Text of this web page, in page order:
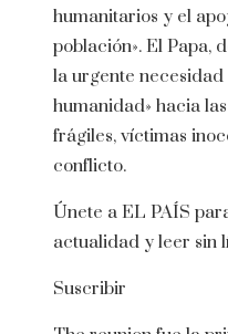
humanitarios y el
población». El Papa,
la urgente necesidad
humanidad» hacia
frágiles, víctimas
conflicto.
Únete a EL PAÍS
actualidad y leer sin
Suscribir